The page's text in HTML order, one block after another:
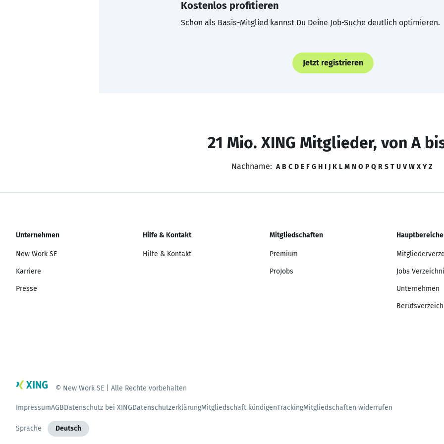
Kostenlos profitieren
Schon als Basis-Mitglied kannst Du Deine Job-Suche deutlich optimieren.
Jetzt registrieren
21 Mio. XING Mitglieder, von A
Nachname: A B C D E F G H I J K L M N O P Q R S T U V W X Y Z
Unternehmen
New Work SE
Karriere
Presse
Hilfe & Kontakt
Hilfe & Kontakt
Mitgliedschaften
Premium
ProJobs
Hauptbereiche
Jobs
Unternehmen
© New Work SE | Alle Rechte vorbehalten
ImpressumAGBDatenschutz bei XINGDatenschutzerklärungMitgliedschaft kündigenTrackingMitgliedschaften widerrufen
Sprache Deutsch